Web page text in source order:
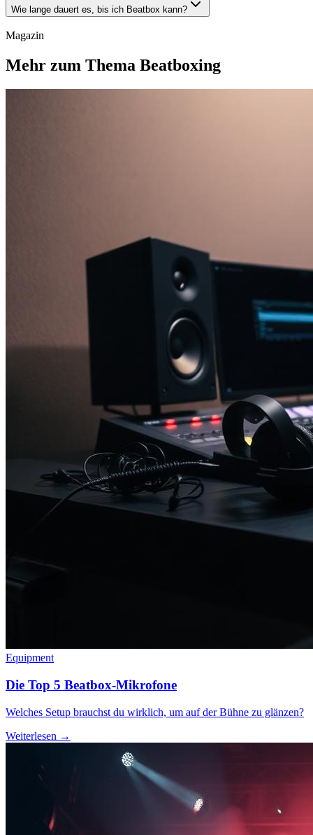
Wie lange dauert es, bis ich Beatbox kann?
Magazin
Mehr zum Thema Beatboxing
Equipment
Die Top 5 Beatbox-Mikrofone
Welches Setup brauchst du wirklich, um auf der Bühne zu glänzen?
Weiterlesen →